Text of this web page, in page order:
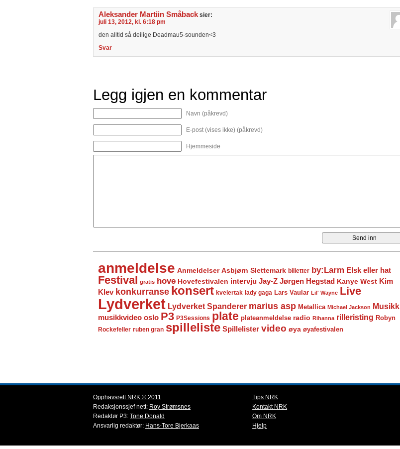
Aleksander Martiin Småback sier:
juli 13, 2012, kl. 6:18 pm
den alltid så deilige Deadmau5-sounden<3
Svar
Legg igjen en kommentar
Navn (påkrevd)
E-post (vises ikke) (påkrevd)
Hjemmeside
anmeldelse Anmeldelser Asbjørn Slettemark billetter by:Larm Elsk eller hat
Festival gratis hove Hovefestivalen intervju Jay-Z Jørgen Hegstad Kanye West Kim
Klev konkurranse konsert kvelertak lady gaga Lars Vaular Lil' Wayne Live
Lydverket Lydverket Spanderer marius asp Metallica Michael Jackson
Musikk
musikkvideo oslo P3 P3Sessions plate plateanmeldelse radio Rihanna rilleristing Robyn
Rockefeller ruben gran spilleliste Spillelister video øya øyafestivalen
Opphavsrett NRK © 2011
Redaksjonssjef nett: Roy Strømsnes
Redaktør P3: Tone Donald
Ansvarlig redaktør: Hans-Tore Bjerkaas
Tips NRK
Kontakt NRK
Om NRK
Hjelp